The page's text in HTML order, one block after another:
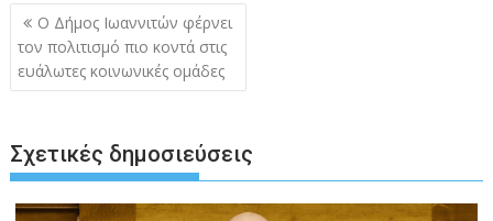
Πλοήγηση
άρθρων
Ο Δήμος Ιωαννιτών φέρνει
τον πολιτισμό πιο κοντά στις
ευάλωτες κοινωνικές ομάδες
Σχετικές δημοσιεύσεις